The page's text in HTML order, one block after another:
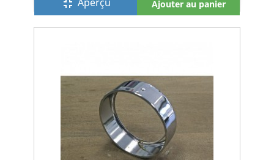
fullscreen_exit Aperçu Ajouter au panier